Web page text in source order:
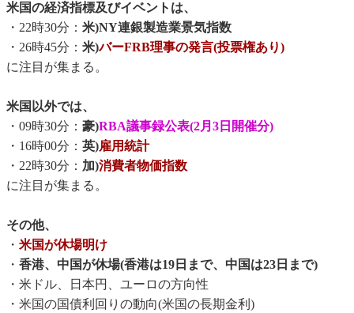
米国の経済指標及びイベントは、
・22時30分： 米)NY連銀製造業景気指数
・26時45分： 米)バーFRB理事の発言(投票権あり)
に注目が集まる。
米国以外では、
・09時30分： 豪)RBA議事録公表(2月3日開催分)
・16時00分： 英)雇用統計
・22時30分： 加)消費者物価指数
に注目が集まる。
その他、
・ 米国が休場明け
・ 香港、中国が休場(香港は19日まで、中国は23日まで)
・米ドル、日本円、ユーロの方向性
・米国の国債利回りの動向(米国の長期金利)